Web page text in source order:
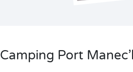
Camping Port